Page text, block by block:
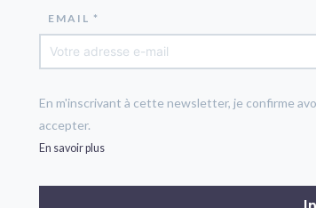
EMAIL *
En m'inscrivant à cette newsletter, je confirme
accepter.
En savoir plus